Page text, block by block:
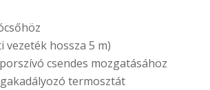
vezeték hossza 5 m)
csendes mozgatásához
termosztát